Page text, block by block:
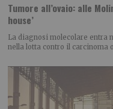
Tumore all’ovaio: alle
house’
La diagnosi molecolare entra
nella lotta contro il carcinoma